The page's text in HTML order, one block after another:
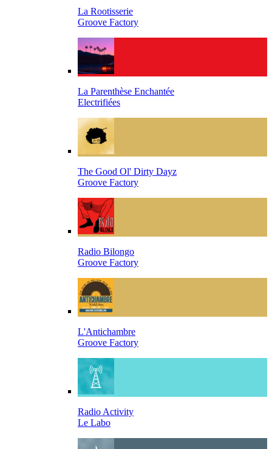
La Rootisserie
Groove Factory
La Parenthèse Enchantée
Electrifiées
The Good Ol' Dirty Dayz
Groove Factory
Radio Bilongo
Groove Factory
L'Antichambre
Groove Factory
Radio Activity
Le Labo